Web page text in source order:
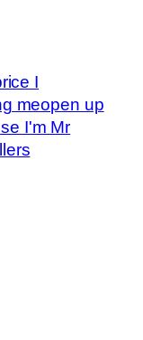
I
meopen up
I'm Mr